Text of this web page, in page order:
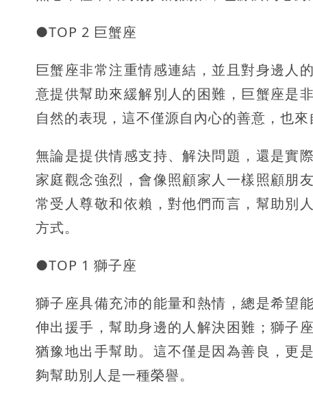
●TOP 2 巨蟹座
巨蟹座非常注重情感連結，並且對身邊人
意提供幫助來緩解別人的困難，巨蟹座是
自然的表現，這不僅源自內心的善意，也
無論是提供情感支持、解決問題，還是實
家庭觀念強烈，會像照顧家人一樣照顧朋
常受人尊敬和依賴，對他們而言，幫助別
方式。
●TOP 1 獅子座
獅子座具備充沛的能量和熱情，總是希望
伸出援手，幫助身邊的人解決困難；獅子
猶豫地出手幫助。這不僅是因為善良，更
夠幫助別人是一種榮譽。